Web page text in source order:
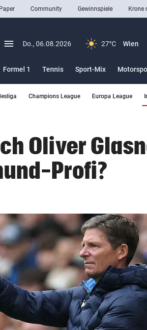
closeSchließen
2026
Community Gewinnspiele Krone
menu Menü aufklappen
Do., 06.08.2026 27°C Wien
Formel 1
Tennis Sport-Mix
Champions League Europa League
Oliver
Profi?